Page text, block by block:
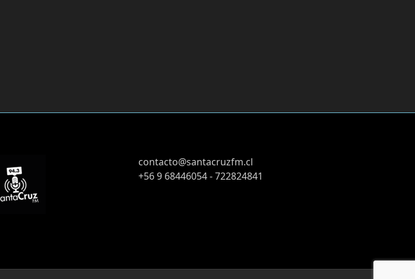
contacto@santacruzfm.cl
+56 9 68446054 - 722824841